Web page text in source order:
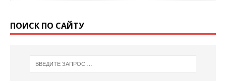
ПОИСК ПО САЙТУ